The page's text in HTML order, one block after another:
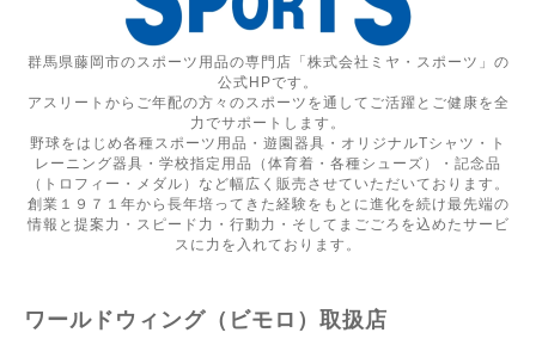
群馬県藤岡市のスポーツ用品の専門店「株式会社ミヤ・スポーツ」の
公式HPです。
アスリートからご年配の方々のスポーツを通してご活躍とご健康を全
力でサポートします。
野球をはじめ各種スポーツ用品・遊園器具・オリジナルTシャツ・ト
レーニング器具・学校指定用品（体育着・各種シューズ）・記念品
（トロフィー・メダル）など幅広く販売させていただいております。
創業１９７１年から長年培ってきた経験をもとに進化を続け最先端の
情報と提案力・スピード力・行動力・そしてまごごろを込めたサービ
スに力を入れております。
ワールドウィング（ビモロ）取扱店